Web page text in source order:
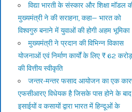
विद्या भारती के संस्कार और शिक्षा मॉडल
मुख्यमंत्री ने की सराहना, कहा— भारत को
विश्वगुरु बनाने में युवाओं की होगी अहम भूमिका
मुख्यमंत्री ने प्रदान की विभिन्न विकास
योजनाओं एवं निर्माण कार्यों के लिए ₹ 62 करोड़
की वित्तीय स्वीकृति
जन्तर-मन्तर फसाद आयोजन का एक
एफसीआरए विधेयक है जिसके पास होने के बाद
इसाईयों व कसायों द्वारा भारत में हिन्दूओं के